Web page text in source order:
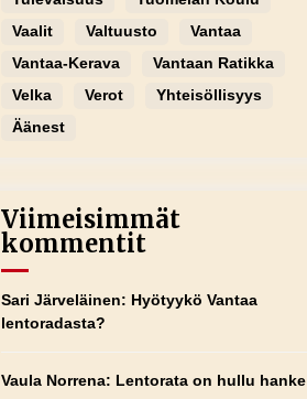
Vaalit
Valtuusto
Vantaa
Vantaa-Kerava
Vantaan Ratikka
Velka
Verot
Yhteisöllisyys
Äänest
Viimeisimmät
kommentit
Sari Järveläinen: Hyötyykö Vantaa
lentoradasta?
Vaula Norrena: Lentorata on hullu hanke